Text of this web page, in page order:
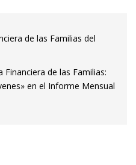
de las Familias del
Financiera de las Familias:
en el Informe Mensual